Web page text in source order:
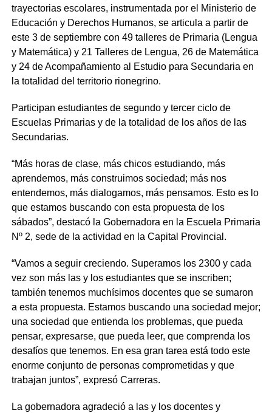
trayectorias escolares, instrumentada por el Ministerio de
Educación y Derechos Humanos, se articula a partir de
este 3 de septiembre con 49 talleres de Primaria (Lengua
y Matemática) y 21 Talleres de Lengua, 26 de Matemática
y 24 de Acompañamiento al Estudio para Secundaria en
la totalidad del territorio rionegrino.
Participan estudiantes de segundo y tercer ciclo de
Escuelas Primarias y de la totalidad de los años de las
Secundarias.
“Más horas de clase, más chicos estudiando, más
aprendemos, más construimos sociedad; más nos
entendemos, más dialogamos, más pensamos. Esto es lo
que estamos buscando con esta propuesta de los
sábados”, destacó la Gobernadora en la Escuela Primaria
Nº 2, sede de la actividad en la Capital Provincial.
“Vamos a seguir creciendo. Superamos los 2300 y cada
vez son más las y los estudiantes que se inscriben;
también tenemos muchísimos docentes que se sumaron
a esta propuesta. Estamos buscando una sociedad mejor;
una sociedad que entienda los problemas, que pueda
pensar, expresarse, que pueda leer, que comprenda los
desafíos que tenemos. En esa gran tarea está todo este
enorme conjunto de personas comprometidas y que
trabajan juntos”, expresó Carreras.
La gobernadora agradeció a las y los docentes y